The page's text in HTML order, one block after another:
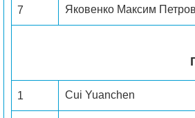
7 Яковенко Максим
1 Cui Yuanchen